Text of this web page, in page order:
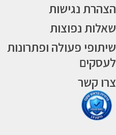
הצהרת נגישות
שאלות נפוצות
שיתופי פעולה ופתרונות
לעסקים
צרו קשר